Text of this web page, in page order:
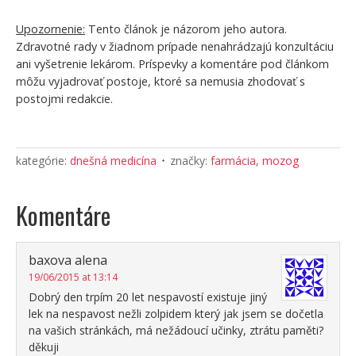
Upozornenie: Tento článok je názorom jeho autora.
Zdravotné rady v žiadnom prípade nenahrádzajú konzultáciu
ani vyšetrenie lekárom. Príspevky a komentáre pod článkom
môžu vyjadrovať postoje, ktoré sa nemusia zhodovať s
postojmi redakcie.
kategórie: dnešná medicína značky: farmácia, mozog
Komentáre
baxova alena
19/06/2015 at 13:14
Dobrý den trpím 20 let nespavostí existuje jiný
lek na nespavost nežli zolpidem který jak jsem se dočetla
na vašich stránkách, má nežádoucí učinky, ztrátu paměti?
děkuji